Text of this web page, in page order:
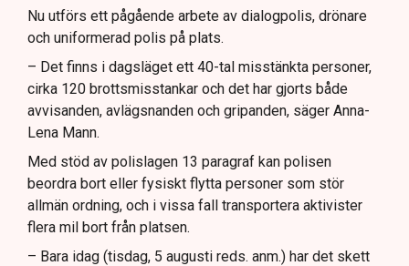
Nu utförs ett pågående arbete av dialogpolis, drönare
och uniformerad polis på plats.
– Det finns i dagsläget ett 40-tal misstänkta personer,
cirka 120 brottsmisstankar och det har gjorts både
avvisanden, avlägsnanden och gripanden, säger Anna-
Lena Mann.
Med stöd av polislagen 13 paragraf kan polisen
beordra bort eller fysiskt flytta personer som stör
allmän ordning, och i vissa fall transportera aktivister
flera mil bort från platsen.
– Bara idag (tisdag, 5 augusti reds. anm.) har det skett